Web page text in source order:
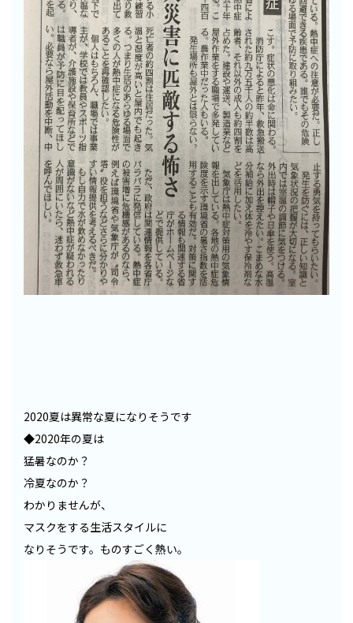
2020夏は異常な夏になりそうです
◆2020年の夏は
猛暑なのか？
冷夏なのか？
わかりませんが、
マスクをする生活スタイルに
なりそうです。ものすごく熱い。